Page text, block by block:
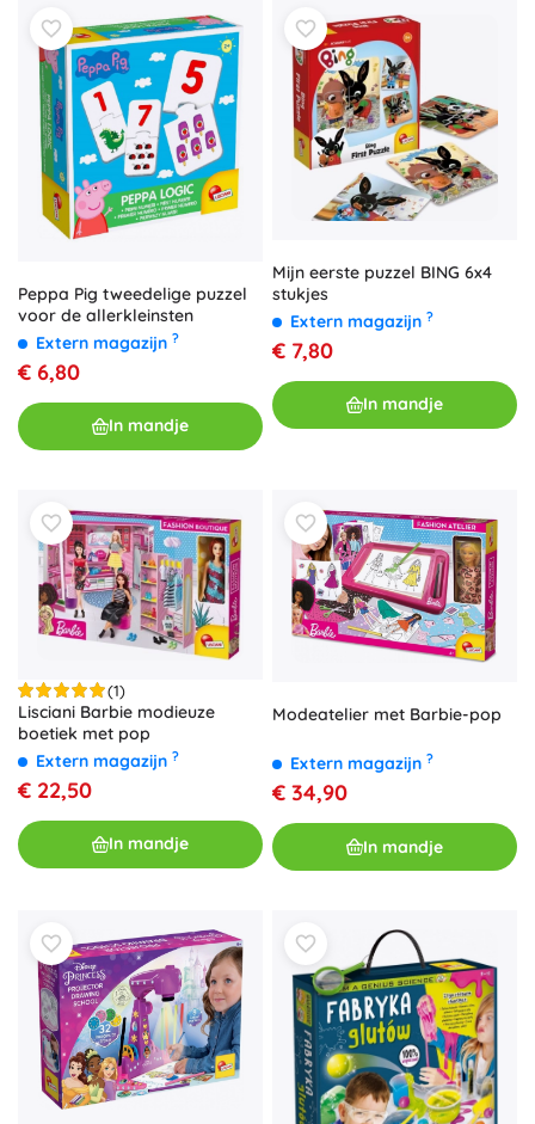
Peppa Pig tweedelige puzzel
voor de allerkleinsten
Extern magazijn ?
€ 6,80
In mandje
Mijn eerste puzzel BING 6x4
stukjes
Extern magazijn ?
€ 7,80
In mandje
(1)
Lisciani Barbie modieuze
boetiek met pop
Extern magazijn ?
€ 22,50
In mandje
Modeatelier met Barbie-pop
Extern magazijn ?
€ 34,90
In mandje